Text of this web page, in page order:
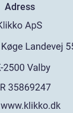
Adress
www.klikko.dk